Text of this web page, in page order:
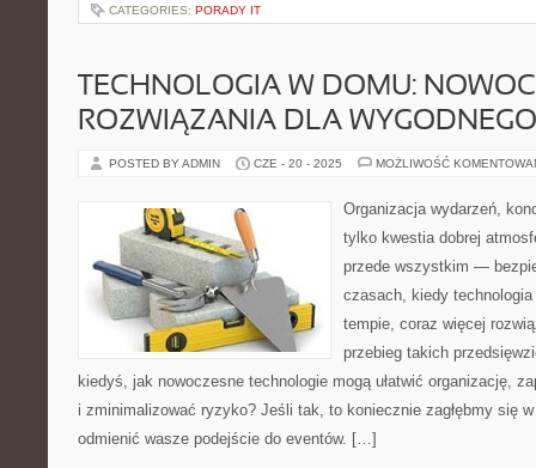
CATEGORIES: PORADY IT
TECHNOLOGIA W DOMU:
ROZWIĄZANIA DLA
POSTED BY ADMIN CZE - 20 - 2025 MOŻLIWOŚĆ
Organizacja wydarzeń,
tylko kwestia dobrej
przede wszystkim —
czasach, kiedy
tempie, coraz więcej
przebieg takich
kiedyś, jak nowoczesne technologie mogą ułatwić organizację,
i zminimalizować ryzyko? Jeśli tak, to koniecznie zagłębmy się
odmienić wasze podejście do eventów. […]